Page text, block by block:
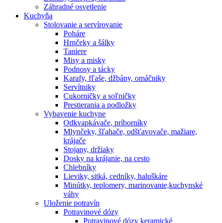
Záhradné osvetlenie
Kuchyňa
Stolovanie a servírovanie
Poháre
Hrnčeky a šálky
Taniere
Misy a misky
Podnosy a tácky
Karafy, fľaše, džbány, omáčniky
Servítniky
Cukorničky a soľničky
Prestierania a podložky
Vybavenie kuchyne
Odkvapkávače, príborníky
Mlynčeky, šľahače, odšťavovače, mažiare,
krájače
Stojany, držiaky
Dosky na krájanie, na cesto
Chlebníky
Lieviky, sitká, cedníky, haluškáre
Minútky, teplomery, marinovanie,kuchynské
váhy
Uloženie potravín
Potravinové dózy
Potravinové dózy keramické